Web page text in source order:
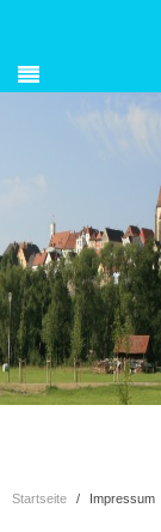
Startseite Impressum